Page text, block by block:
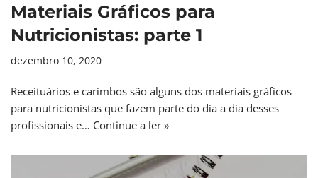
Materiais Gráficos para
Nutricionistas: parte 1
dezembro 10, 2020
Receituários e carimbos são alguns dos materiais gráficos
para nutricionistas que fazem parte do dia a dia desses
profissionais e… Continue a ler »